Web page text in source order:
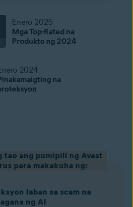
Enero 2025
Mga Top-Rated na
Produkto ng 2024
2024
na
libre mula sa Google Play
tao ang pumipili ng Avast
para makakuha ng:
laban sa scam na
ng AI